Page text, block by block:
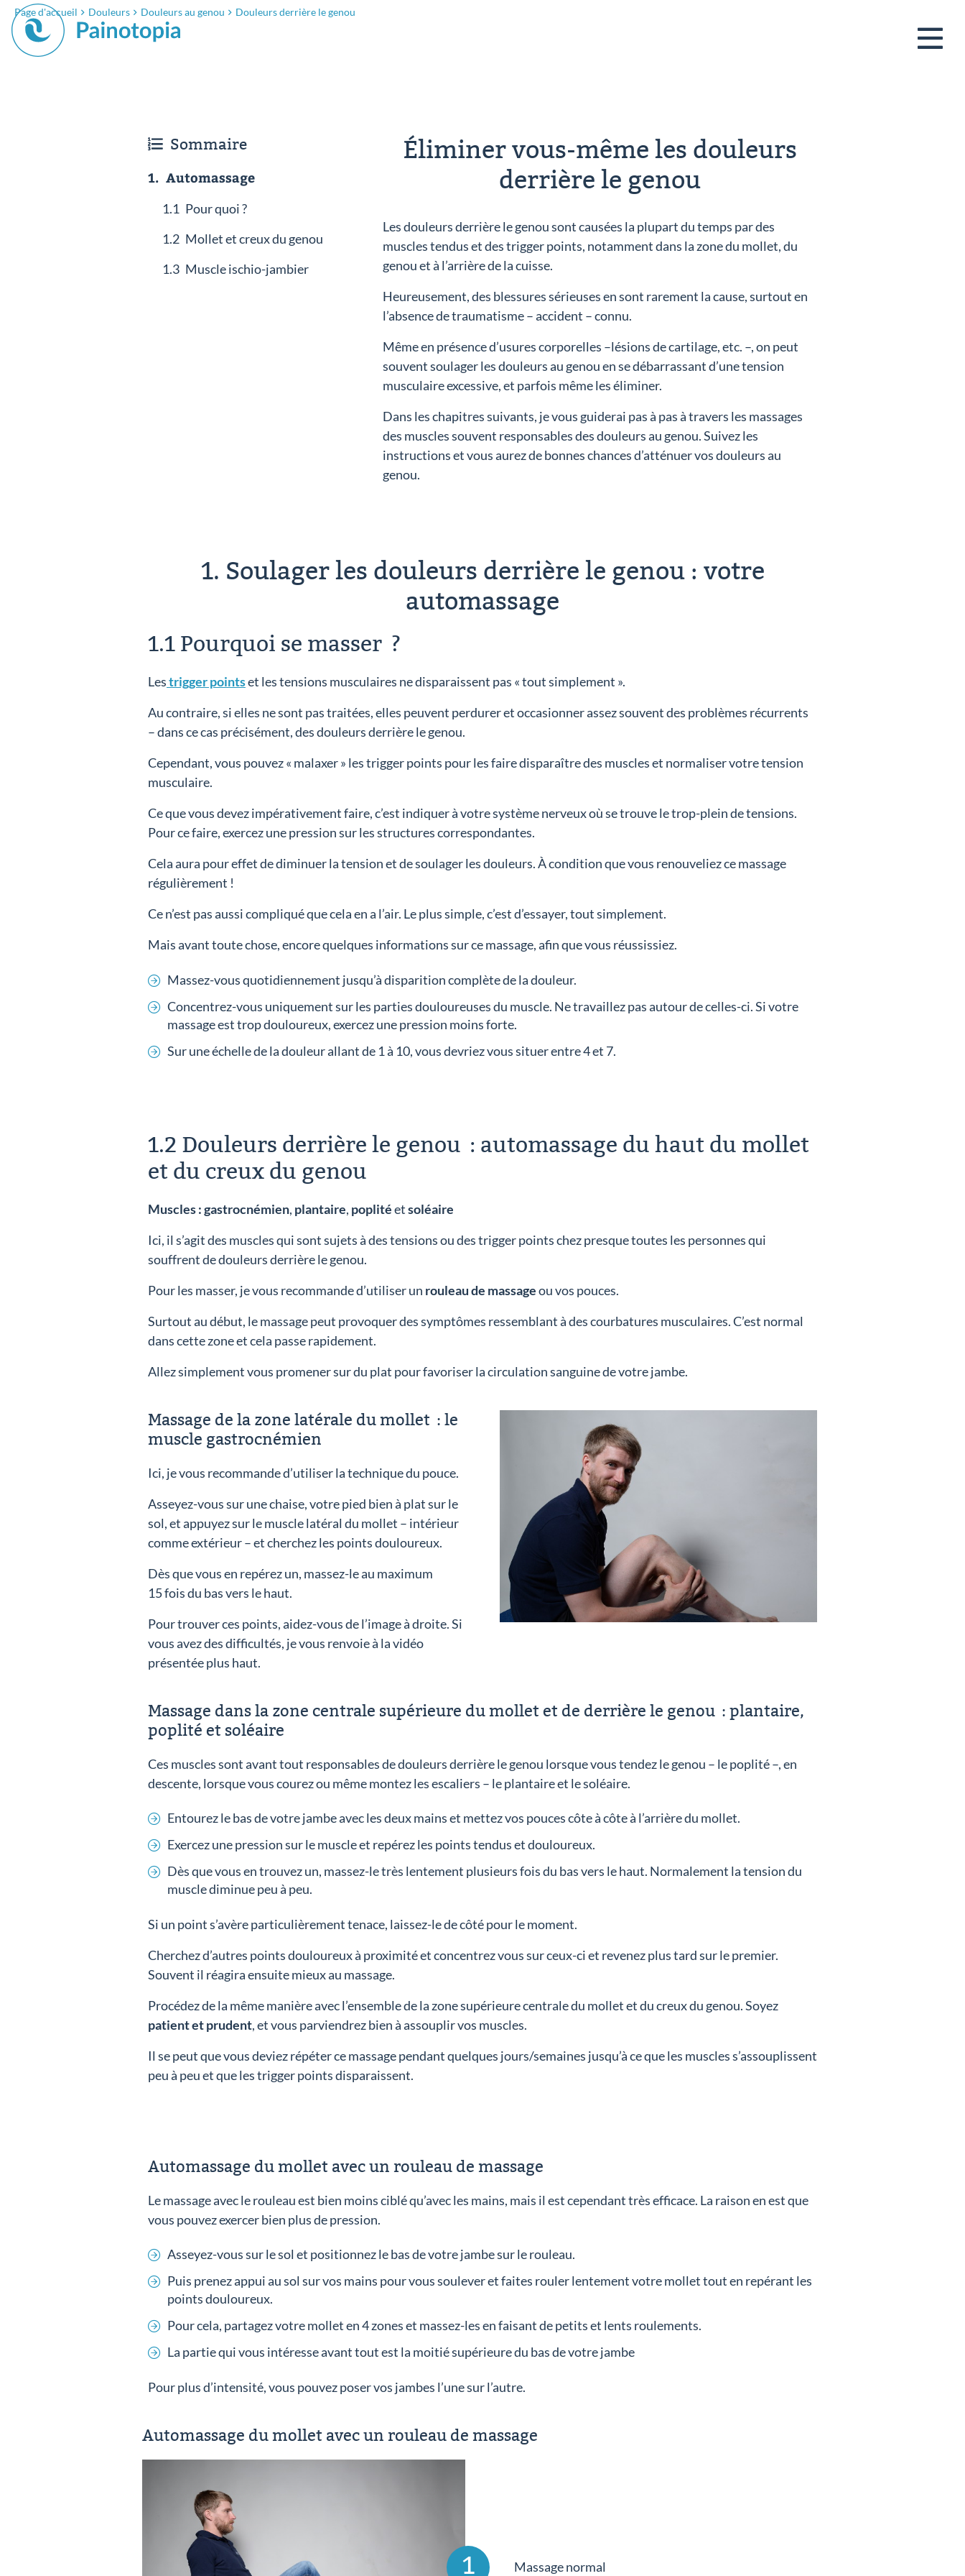
Page d'accueil Douleurs Douleurs au genou Douleurs derrière le genou
Sommaire
1. Automassage
1.1 Pour quoi ?
1.2 Mollet et creux du genou
1.3 Muscle ischio-jambier
Éliminer vous-même les douleurs
derrière le genou
Les douleurs derrière le genou sont causées la plupart du temps par des
muscles tendus et des trigger points, notamment dans la zone du mollet, du
genou et à l’arrière de la cuisse.
Heureusement, des blessures sérieuses en sont rarement la cause, surtout en
l’absence de traumatisme – accident – connu.
Même en présence d’usures corporelles –lésions de cartilage, etc. –, on peut
souvent soulager les douleurs au genou en se débarrassant d’une tension
musculaire excessive, et parfois même les éliminer.
Dans les chapitres suivants, je vous guiderai pas à pas à travers les massages
des muscles souvent responsables des douleurs au genou. Suivez les
instructions et vous aurez de bonnes chances d’atténuer vos douleurs au
genou.
1. Soulager les douleurs derrière le genou : votre
automassage
1.1 Pourquoi se masser ?
Lestrigger pointset les tensions musculaires ne disparaissent pas « tout simplement ».
Au contraire, si elles ne sont pas traitées, elles peuvent perdurer et occasionner assez souvent des problèmes récurrents
– dans ce cas précisément, des douleurs derrière le genou.
Cependant, vous pouvez « malaxer » les trigger points pour les faire disparaître des muscles et normaliser votre tension
musculaire.
Ce que vous devez impérativement faire, c’est indiquer à votre système nerveux où se trouve le trop-plein de tensions.
Pour ce faire, exercez une pression sur les structures correspondantes.
Cela aura pour effet de diminuer la tension et de soulager les douleurs. À condition que vous renouveliez ce massage
régulièrement !
Ce n’est pas aussi compliqué que cela en a l’air. Le plus simple, c’est d’essayer, tout simplement.
Mais avant toute chose, encore quelques informations sur ce massage, afin que vous réussissiez.
Massez-vous quotidiennement jusqu’à disparition complète de la douleur.
Concentrez-vous uniquement sur les parties douloureuses du muscle. Ne travaillez pas autour de celles-ci. Si votre
massage est trop douloureux, exercez une pression moins forte.
Sur une échelle de la douleur allant de 1 à 10, vous devriez vous situer entre 4 et 7.
1.2 Douleurs derrière le genou : automassage du haut du mollet
et du creux du genou
Muscles :gastrocnémien, plantaire, poplitéetsoléaire
Ici, il s’agit des muscles qui sont sujets à des tensions ou des trigger points chez presque toutes les personnes qui
souffrent de douleurs derrière le genou.
Pour les masser, je vous recommande d’utiliser un rouleau de massageou vos pouces.
Surtout au début, le massage peut provoquer des symptômes ressemblant à des courbatures musculaires. C’est normal
dans cette zone et cela passe rapidement.
Allez simplement vous promener sur du plat pour favoriser la circulation sanguine de votre jambe.
Massage de la zone latérale du mollet : le
muscle gastrocnémien
Ici, je vous recommande d’utiliser la technique du pouce.
Asseyez-vous sur une chaise, votre pied bien à plat sur le
sol, et appuyez sur le muscle latéral du mollet – intérieur
comme extérieur – et cherchez les points douloureux.
Dès que vous en repérez un, massez-le au maximum
15 fois du bas vers le haut.
Pour trouver ces points, aidez-vous de l’image à droite. Si
vous avez des difficultés, je vous renvoie à la vidéo
présentée plus haut.
Massage dans la zone centrale supérieure du mollet et de derrière le genou : plantaire,
poplité et soléaire
Ces muscles sont avant tout responsables de douleurs derrière le genou lorsque vous tendez le genou – le poplité –, en
descente, lorsque vous courez ou même montez les escaliers – le plantaire et le soléaire.
Entourez le bas de votre jambe avec les deux mains et mettez vos pouces côte à côte à l’arrière du mollet.
Exercez une pression sur le muscle et repérez les points tendus et douloureux.
Dès que vous en trouvez un, massez-le très lentement plusieurs fois du bas vers le haut. Normalement la tension du
muscle diminue peu à peu.
Si un point s’avère particulièrement tenace, laissez-le de côté pour le moment.
Cherchez d’autres points douloureux à proximité et concentrez vous sur ceux-ci et revenez plus tard sur le premier.
Souvent il réagira ensuite mieux au massage.
Procédez de la même manière avec l’ensemble de la zone supérieure centrale du mollet et du creux du genou. Soyez
patient et prudent, et vous parviendrez bien à assouplir vos muscles.
Il se peut que vous deviez répéter ce massage pendant quelques jours/semaines jusqu’à ce que les muscles s’assouplissent
peu à peu et que les trigger points disparaissent.
Automassage du mollet avec un rouleau de massage
Le massage avec le rouleau est bien moins ciblé qu’avec les mains, mais il est cependant très efficace. La raison en est que
vous pouvez exercer bien plus de pression.
Asseyez-vous sur le sol et positionnez le bas de votre jambe sur le rouleau.
Puis prenez appui au sol sur vos mains pour vous soulever et faites rouler lentement votre mollet tout en repérant les
points douloureux.
Pour cela, partagez votre mollet en 4 zones et massez-les en faisant de petits et lents roulements.
La partie qui vous intéresse avant tout est la moitié supérieure du bas de votre jambe
Pour plus d’intensité, vous pouvez poser vos jambes l’une sur l’autre.
Automassage du mollet avec un rouleau de massage
1 Massage normal